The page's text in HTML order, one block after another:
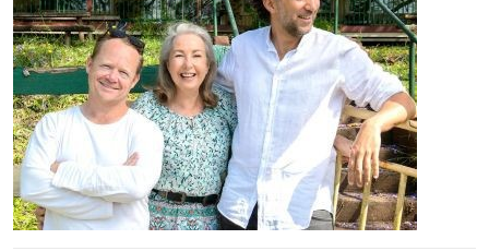
Bangalow Film Festival